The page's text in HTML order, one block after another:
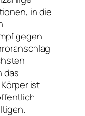
in die
gegen
das
ist